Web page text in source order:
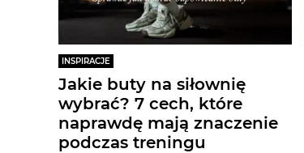
INSPIRACJE
Jakie buty na siłownię
wybrać? 7 cech, które
naprawdę mają znaczenie
podczas treningu